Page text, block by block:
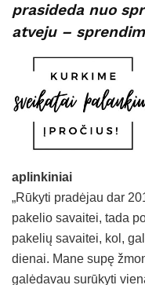
prasideda nuo
atveju –
aplinkiniai
„Rūkyti pradėjau dar
pakelio savaitei, tada
pakelių savaitei, kol,
dienai. Mane supę
galėdavau surūkyti